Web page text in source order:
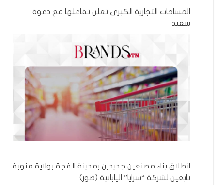
المساحات التجارية الكبرى تعلن تفاعلها مع دعوة
سعيد
انطلاق بناء مصنعين جديدين بمدينة الفجة بولاية منوبة
تابعين لشركة “سرايا” اليابانية (صور)